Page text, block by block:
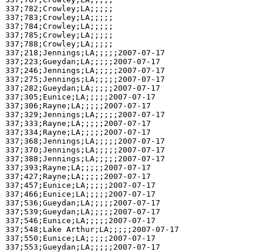
337;782;Crowley;LA;;;;;
337;783;Crowley;LA;;;;;
337;784;Crowley;LA;;;;;
337;785;Crowley;LA;;;;;
337;788;Crowley;LA;;;;;
337;218;Jennings;LA;;;;;2007-07-17
337;223;Gueydan;LA;;;;;2007-07-17
337;246;Jennings;LA;;;;;2007-07-17
337;275;Jennings;LA;;;;;2007-07-17
337;282;Gueydan;LA;;;;;2007-07-17
337;305;Eunice;LA;;;;;2007-07-17
337;306;Rayne;LA;;;;;2007-07-17
337;329;Jennings;LA;;;;;2007-07-17
337;333;Rayne;LA;;;;;2007-07-17
337;334;Rayne;LA;;;;;2007-07-17
337;368;Jennings;LA;;;;;2007-07-17
337;370;Jennings;LA;;;;;2007-07-17
337;388;Jennings;LA;;;;;2007-07-17
337;393;Rayne;LA;;;;;2007-07-17
337;427;Rayne;LA;;;;;2007-07-17
337;457;Eunice;LA;;;;;2007-07-17
337;466;Eunice;LA;;;;;2007-07-17
337;536;Gueydan;LA;;;;;2007-07-17
337;539;Gueydan;LA;;;;;2007-07-17
337;546;Eunice;LA;;;;;2007-07-17
337;548;Lake Arthur;LA;;;;;2007-07-17
337;550;Eunice;LA;;;;;2007-07-17
337;553;Gueydan;LA;;;;;2007-07-17